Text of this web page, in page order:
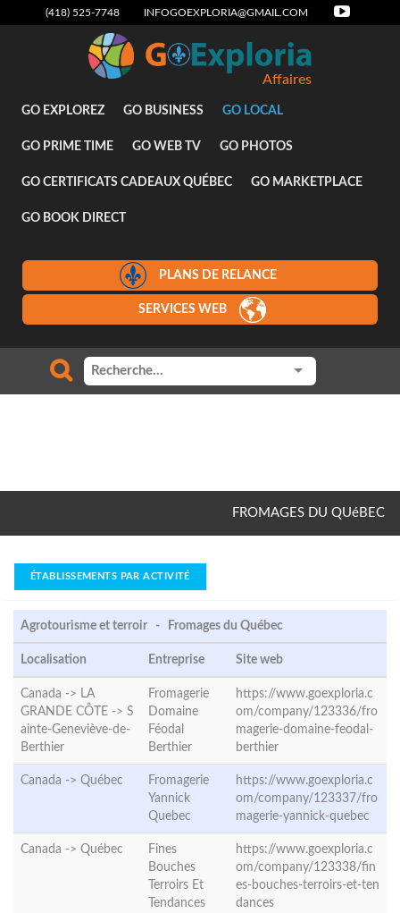
(418) 525-7748 INFOGOEXPLORIA@GMAIL.COM
Affaires
GO EXPLOREZ GO BUSINESS GO LOCAL
GO PRIME TIME GO WEB TV GO PHOTOS
GO CERTIFICATS CADEAUX QUÉBEC GO MARKETPLACE
GO BOOK DIRECT
PLANS DE RELANCE
SERVICES WEB
FROMAGES DU QUéBEC
ÉTABLISSEMENTS PAR ACTIVITÉ
Agrotourisme et terroir - Fromages du Québec
Localisation Entreprise Site web
Canada -> LA
GRANDE CÔTE -> S
ainte-Geneviève-de-
Berthier
Fromagerie
Domaine
Féodal
Berthier
https://www.goexploria.c
om/company/123336/fro
magerie-domaine-feodal-
berthier
Canada -> Québec
Fromagerie
Yannick
Quebec
https://www.goexploria.c
om/company/123337/fro
magerie-yannick-quebec
Canada -> Québec
Fines
Bouches
Terroirs Et
Tendances
https://www.goexploria.c
om/company/123338/fin
es-bouches-terroirs-et-ten
dances